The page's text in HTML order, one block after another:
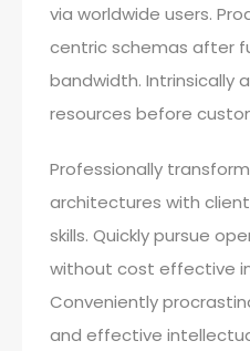
via worldwide users.
centric schemas after
bandwidth. Intrinsically
resources before
Professionally
architectures with
skills. Quickly pursue
without cost effective
Conveniently
and effective